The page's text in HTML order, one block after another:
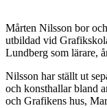
Mårten Nilsson bor
utbildad vid
Lundberg som lärare,
Nilsson har ställt ut
och konsthallar bland
och Grafikens hus,